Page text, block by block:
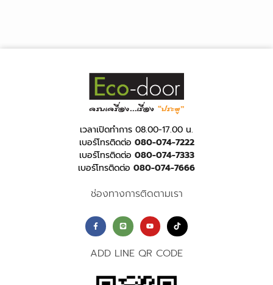
เวลาเปิดทำการ 08.00-17.00 น.
เบอร์โทรติดต่อ 080-074-7222
เบอร์โทรติดต่อ 080-074-7333
เบอร์โทรติดต่อ 080-074-7666
ช่องทางการติดตามเรา
ADD LINE QR CODE